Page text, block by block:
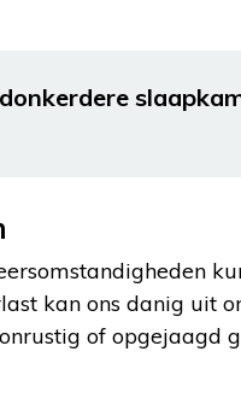
kan ons danig uit
of opgejaagd